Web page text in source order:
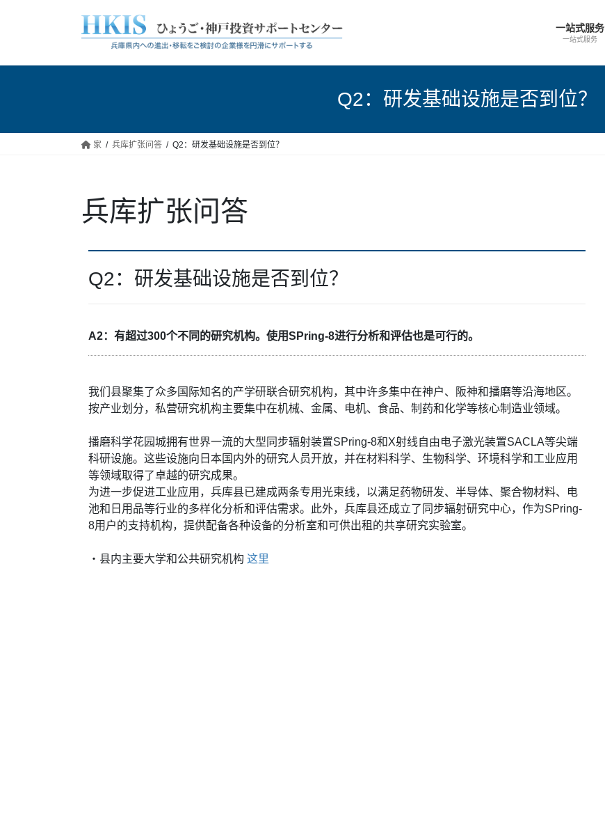
一站式服务
一站式服务
Q2：研发基础设施是否到位？
家 兵库扩张问答 Q2：研发基础设施是否到位？
兵库扩张问答
Q2：研发基础设施是否到位？
A2：有超过300个不同的研究机构。使用SPring-8进行分析和评估也是可行的。
我们县聚集了众多国际知名的产学研联合研究机构，其中许多集中在神户、阪神和播磨等沿海地区。
按产业划分，私营研究机构主要集中在机械、金属、电机、食品、制药和化学等核心制造业领域。
播磨科学花园城拥有世界一流的大型同步辐射装置SPring-8和X射线自由电子激光装置SACLA等尖端
科研设施。这些设施向日本国内外的研究人员开放，并在材料科学、生物科学、环境科学和工业应用
等领域取得了卓越的研究成果。
为进一步促进工业应用，兵库县已建成两条专用光束线，以满足药物研发、半导体、聚合物材料、电
池和日用品等行业的多样化分析和评估需求。此外，兵库县还成立了同步辐射研究中心，作为SPring-
8用户的支持机构，提供配备各种设备的分析室和可供出租的共享研究实验室。
・县内主要大学和公共研究机构 这里